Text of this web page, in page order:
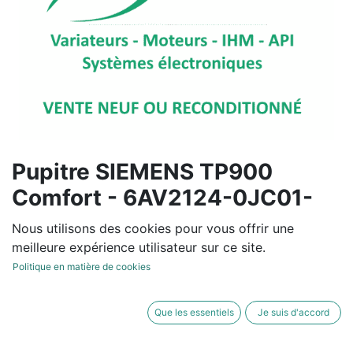
Pupitre SIEMENS TP900
Comfort - 6AV2124-0JC01-
0AX0
Reconditionné
Nous utilisons des cookies pour vous offrir une
meilleure expérience utilisateur sur ce site.
Politique en matière de cookies
Que les essentiels Je suis d'accord